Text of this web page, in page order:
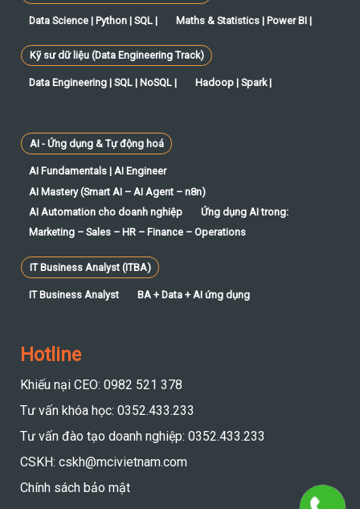
Data Science | Python | SQL | Maths & Statistics | Power BI |
Kỹ sư dữ liệu (Data Engineering Track)
Data Engineering | SQL | NoSQL | Hadoop | Spark |
AI - Ứng dụng & Tự động hoá
AI Fundamentals | AI Engineer
AI Mastery (Smart AI – AI Agent – n8n)
AI Automation cho doanh nghiệp
Ứng dụng AI trong:
Marketing – Sales – HR – Finance – Operations
IT Business Analyst (ITBA)
IT Business Analyst BA + Data + AI ứng dụng
Hotline
Khiếu nại CEO: 0982 521 378
Tư vấn khóa học: 0352.433.233
Tư vấn đào tạo doanh nghiệp: 0352.433.233
CSKH: cskh@mcivietnam.com
Chính sách bảo mật